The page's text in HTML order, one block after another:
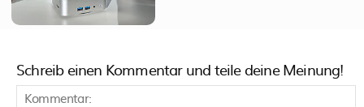
Schreib einen Kommentar und teile deine Meinung!